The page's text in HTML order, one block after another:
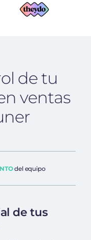
de tu
ventas
del equipo
de tus